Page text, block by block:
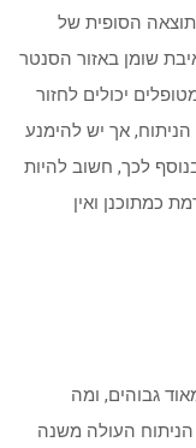
הסופית של
שומן באזור הסנטר
יכולים לחזור
אך יש להימנע
לכך, חשוב להיות
כמתוכנן ואין
גבוהים, ומה
הניתוח העולה משנה